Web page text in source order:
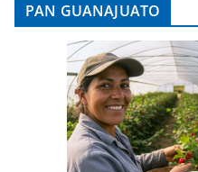
PAN GUANAJUATO